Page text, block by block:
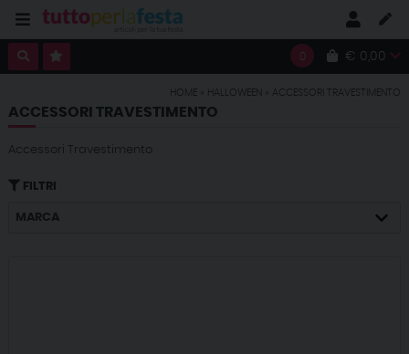
0 € 0,00
HOME HALLOWEEN ACCESSORI TRAVESTIMENTO
ACCESSORI TRAVESTIMENTO
Accessori Travestimento
FILTRI
MARCA